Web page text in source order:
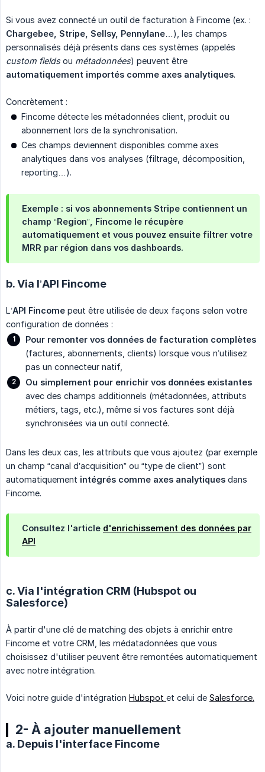
Si vous avez connecté un outil de facturation à Fincome (ex. :
Chargebee, Stripe, Sellsy, Pennylane …), les champs
personnalisés déjà présents dans ces systèmes (appelés
custom fieldsou métadonnées) peuvent être
automatiquement importés comme axes analytiques.
Concrètement :
Fincome détecte les métadonnées client, produit ou
abonnement lors de la synchronisation.
Ces champs deviennent disponibles comme axes
analytiques dans vos analyses (filtrage, décomposition,
reporting…).
Exemple : si vos abonnements Stripe contiennent un
champ “Region”, Fincome le récupère
automatiquement et vous pouvez ensuite filtrer votre
MRR par région dans vos dashboards.
b. Via l’API Fincome
L’API Fincome peut être utilisée de deux façons selon votre
configuration de données :
Pour remonter vos données de facturation complètes
(factures, abonnements, clients) lorsque vous n’utilisez
pas un connecteur natif,
Ou simplement pour enrichir vos données existantes
avec des champs additionnels (métadonnées, attributs
métiers, tags, etc.), même si vos factures sont déjà
synchronisées via un outil connecté.
Dans les deux cas, les attributs que vous ajoutez (par exemple
un champ “canal d’acquisition” ou “type de client”) sont
automatiquement intégrés comme axes analytiques dans
Fincome.
Consultez l'article d'enrichissement des données par
API
c. Via l'intégration CRM (Hubspot ou
Salesforce)
À partir d'une clé de matching des objets à enrichir entre
Fincome et votre CRM, les médatadonnées que vous
choisissez d'utiliser peuvent être remontées automatiquement
avec notre intégration.
Voici notre guide d'intégration Hubspot et celui de Salesforce.
2- À ajouter manuellement
a. Depuis l'interface Fincome